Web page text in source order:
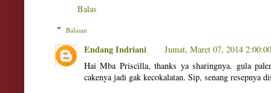
Balas
Balasan
Endang Indriani
Jumat, Maret 07, 2014
Hai Mba Priscilla, thanks ya sharingnya. gula
cakenya jadi gak kecokalatan. Sip, senang resepnya